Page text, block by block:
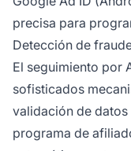
precisa para
Detección de
El seguimiento por
sofisticados
validación de
programa de